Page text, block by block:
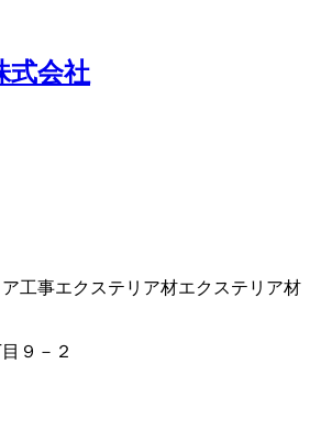
式会社
工事エクステリア材エクステリア材
９－２